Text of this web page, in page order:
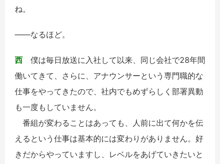
ね。
――なるほど。
西 僕は毎日放送に入社して以来、同じ会社で28年間
働いてきて、さらに、アナウンサーという専門職的な
仕事をやってきたので、社内でもめずらしく部署異動
も一度もしていません。
番組が変わることはあっても、人前に出て何かを伝
えるという仕事は基本的には変わりがありません。好
きだからやっていますし、レベルをあげていきたいと